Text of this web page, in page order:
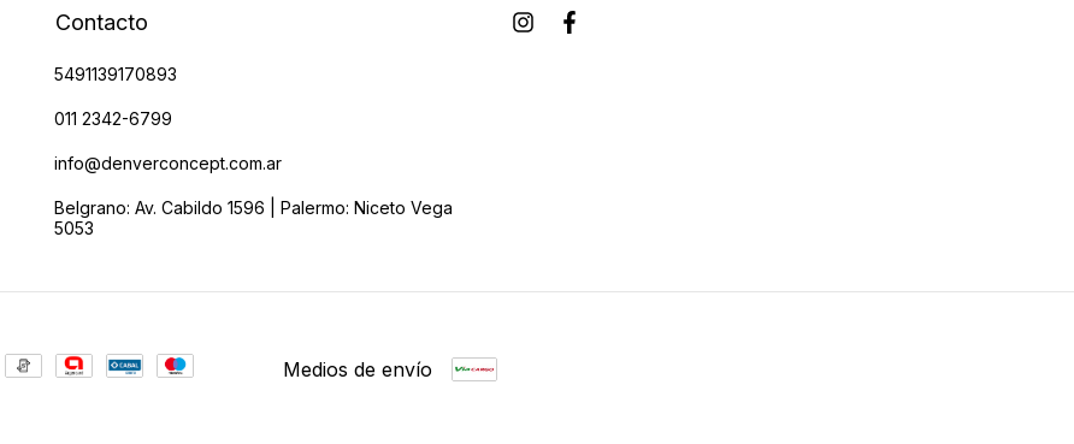
Contacto
5491139170893
011 2342-6799
info@denverconcept.com.ar
Belgrano: Av. Cabildo 1596 | Palermo: Niceto Vega
5053
Medios de envío